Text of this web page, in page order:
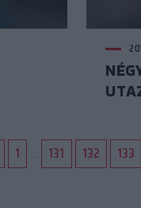
1 131 132 133